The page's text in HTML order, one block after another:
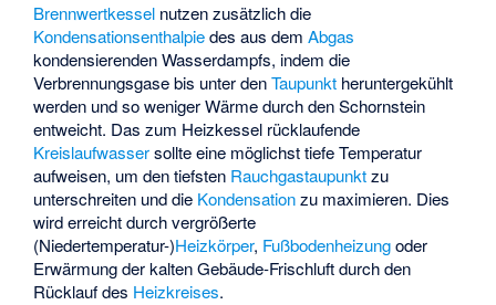
Brennwertkessel nutzen zusätzlich die
Kondensationsenthalpiedes aus demAbgas
kondensierenden Wasserdampfs, indem die
Verbrennungsgase bis unter denTaupunkt heruntergekühlt
werden und so weniger Wärme durch den Schornstein
entweicht. Das zum Heizkessel rücklaufende
Kreislaufwassersollte eine möglichst tiefe Temperatur
aufweisen, um den tiefsten Rauchgastaupunktzu
unterschreiten und die Kondensationzu maximieren. Dies
wird erreicht durch vergrößerte
(Niedertemperatur-)Heizkörper, Fußbodenheizungoder
Erwärmung der kalten Gebäude-Frischluft durch den
Rücklauf des Heizkreises.